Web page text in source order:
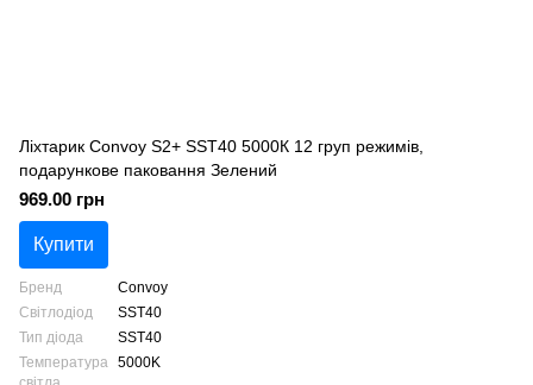
Ліхтарик Convoy S2+ SST40 5000К 12 груп режимів,
подарункове паковання Зелений
969.00 грн
Купити
Бренд
Convoy
Світлодіод
SST40
Тип діода
SST40
Температура 5000K